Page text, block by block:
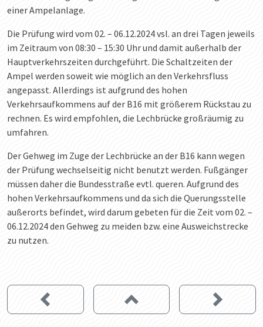
einer Ampelanlage.
Die Prüfung wird vom 02. – 06.12.2024 vsl. an drei Tagen jeweils
im Zeitraum von 08:30 – 15:30 Uhr und damit außerhalb der
Hauptverkehrszeiten durchgeführt. Die Schaltzeiten der
Ampel werden soweit wie möglich an den Verkehrsfluss
angepasst. Allerdings ist aufgrund des hohen
Verkehrsaufkommens auf der B16 mit größerem Rückstau zu
rechnen. Es wird empfohlen, die Lechbrücke großräumig zu
umfahren.
Der Gehweg im Zuge der Lechbrücke an der B16 kann wegen
der Prüfung wechselseitig nicht benutzt werden. Fußgänger
müssen daher die Bundesstraße evtl. queren. Aufgrund des
hohen Verkehrsaufkommens und da sich die Querungsstelle
außerorts befindet, wird darum gebeten für die Zeit vom 02. –
06.12.2024 den Gehweg zu meiden bzw. eine Ausweichstrecke
zu nutzen.